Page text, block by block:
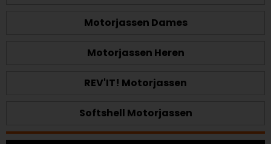
Motorjassen Dames
Motorjassen Heren
REV'IT! Motorjassen
Softshell Motorjassen